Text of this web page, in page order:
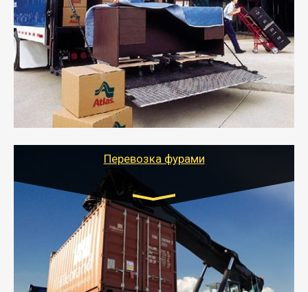
от 5000 руб.
- Служебный или военный переезд может быть на
отдельном авто или догрузом (по меньшей
стоимости).
- Тайгер Логистик подберет автотранспорт, быстро и
качественно организует переезд к новому месту
службы или работы с гарантией сохранности груза и
оформлением документов, подтверждающих
Перевозка фурами
Транспорт:
Еврофура Тент от 5 до 10 тонн
грузоподъемность
от 10 000 руб. Возможен догруз